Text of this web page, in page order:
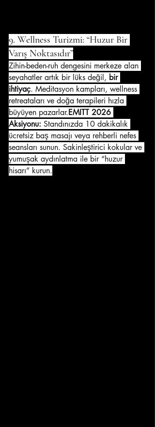
9. Wellness Turizmi: “Huzur Bir
Varış Noktasıdır”
Zihin-beden-ruh dengesini merkeze alan
seyahatler artık bir lüks değil, bir
ihtiyaç. Meditasyon kampları, wellness
retreataları ve doğa terapileri hızla
büyüyen pazarlar.EMITT 2026
Aksiyonu: Standınızda 10 dakikalık
ücretsiz baş masajı veya rehberli nefes
seansları sunun. Sakinleştirici kokular ve
yumuşak aydınlatma ile bir “huzur
hisarı” kurun.